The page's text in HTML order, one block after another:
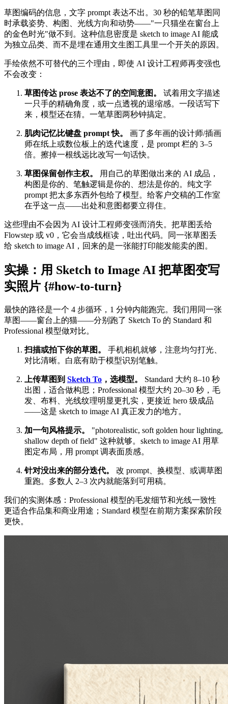
草图编码的信息，文字 prompt 表达不出。30 秒的铅笔草图同
时承载姿势、构图、光线方向和动势——"一只猫坐在窗台上
的金色时光"做不到。这种信息密度是 sketch to image AI 能成
为独立品类、而不是埋在通用文生图工具里一个开关的原因。
手绘依然不可替代的三个理由，即使 AI 设计工程师再变强也
不会改变：
草图传达 prose 表达不了的空间意图。
试着用文字描述
一只手的精确角度，或一点透视的退缩感。一段话写下
来，模型还在猜。一笔草图两秒钟搞定。
肌肉记忆比键盘 prompt 快。
画了多年画的设计师/插画
师在纸上或数位板上的迭代速度，是 prompt 栏的 3–5
倍。擦掉一根线远比改写一句话快。
草图保留创作主权。
用自己的草图做出来的 AI 成品，
构图是你的、笔触逻辑是你的、想法是你的。纯文字
prompt 把太多东西外包给了模型。给客户交稿的工作室
在乎这一点——出处和意图都要立得住。
这些理由不会因为 AI 设计工程师变强而消失。把草图丢给
Flowstep 或 v0，它会当成线框读，吐出代码。同一张草图丢
给 sketch to image AI，回来的是一张能打印能发能卖的图。
实操：用 Sketch to Image AI 把草图变写
实照片 {#how-to-turn}
最快的路径是一个 4 步循环，1 分钟内能跑完。我们用同一张
草图——窗台上的猫——分别跑了 Sketch To 的 Standard 和
Professional 模型做对比。
扫描或拍下你的草图。
手机相机就够，注意均匀打光、
对比清晰。白底有助于模型识别笔触。
上传草图到 Sketch To ，选模型。
Standard 大约 8–10 秒
出图，适合做构思；Professional 模型大约 20–30 秒，毛
发、布料、光线纹理明显更扎实，更接近 hero 级成品
——这是 sketch to image AI 真正发力的地方。
加一句风格提示。
"photorealistic, soft golden hour lighting,
shallow depth of field" 这种就够。sketch to image AI 用草
图定布局，用 prompt 调表面质感。
针对没出来的部分迭代。
改 prompt、换模型、或调草图
重跑。多数人 2–3 次内就能落到可用稿。
我们的实测体感：Professional 模型的毛发细节和光线一致性
更适合作品集和商业用途；Standard 模型在前期方案探索阶段
更快。